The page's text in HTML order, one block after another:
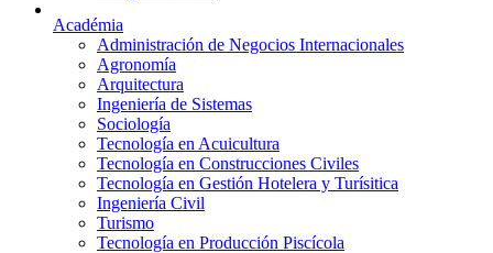
Académia
Administración de Negocios Internacionales
Agronomía
Arquitectura
Ingeniería de Sistemas
Sociología
Tecnología en Acuicultura
Tecnología en Construcciones Civiles
Tecnología en Gestión Hotelera y Turísitica
Ingeniería Civil
Turismo
Tecnología en Producción Piscícola